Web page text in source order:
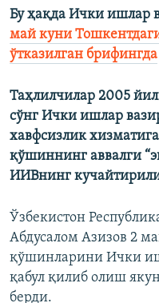
Бу ҳақда Ички ишлар
май куни
ўтказилган брифингда
Таҳлилчилар 2005
сўнг Ички ишлар
хавфсизлик
қўшиннинг аввалги
ИИВнинг
Ўзбекистон
Абдусалом Азизов 2
қўшинларини Ички
қабул қилиб олиш
берди.